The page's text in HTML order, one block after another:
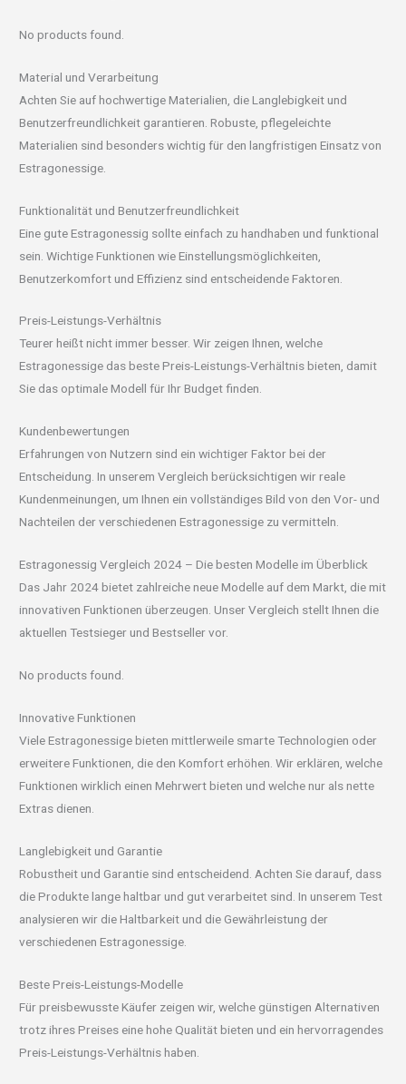
No products found.
Material und Verarbeitung
Achten Sie auf hochwertige Materialien, die Langlebigkeit und
Benutzerfreundlichkeit garantieren. Robuste, pflegeleichte
Materialien sind besonders wichtig für den langfristigen Einsatz von
Estragonessige.
Funktionalität und Benutzerfreundlichkeit
Eine gute Estragonessig sollte einfach zu handhaben und funktional
sein. Wichtige Funktionen wie Einstellungsmöglichkeiten,
Benutzerkomfort und Effizienz sind entscheidende Faktoren.
Preis-Leistungs-Verhältnis
Teurer heißt nicht immer besser. Wir zeigen Ihnen, welche
Estragonessige das beste Preis-Leistungs-Verhältnis bieten, damit
Sie das optimale Modell für Ihr Budget finden.
Kundenbewertungen
Erfahrungen von Nutzern sind ein wichtiger Faktor bei der
Entscheidung. In unserem Vergleich berücksichtigen wir reale
Kundenmeinungen, um Ihnen ein vollständiges Bild von den Vor- und
Nachteilen der verschiedenen Estragonessige zu vermitteln.
Estragonessig Vergleich 2024 – Die besten Modelle im Überblick
Das Jahr 2024 bietet zahlreiche neue Modelle auf dem Markt, die mit
innovativen Funktionen überzeugen. Unser Vergleich stellt Ihnen die
aktuellen Testsieger und Bestseller vor.
No products found.
Innovative Funktionen
Viele Estragonessige bieten mittlerweile smarte Technologien oder
erweitere Funktionen, die den Komfort erhöhen. Wir erklären, welche
Funktionen wirklich einen Mehrwert bieten und welche nur als nette
Extras dienen.
Langlebigkeit und Garantie
Robustheit und Garantie sind entscheidend. Achten Sie darauf, dass
die Produkte lange haltbar und gut verarbeitet sind. In unserem Test
analysieren wir die Haltbarkeit und die Gewährleistung der
verschiedenen Estragonessige.
Beste Preis-Leistungs-Modelle
Für preisbewusste Käufer zeigen wir, welche günstigen Alternativen
trotz ihres Preises eine hohe Qualität bieten und ein hervorragendes
Preis-Leistungs-Verhältnis haben.